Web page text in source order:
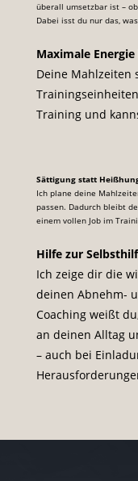
überall umsetzbar ist –
Dabei isst du nur das,
Maximale
Deine Mahlzeiten
Training und
Sättigung statt
Ich plane deine
passen. Dadurch bleibt
einem vollen Job im
Hilfe zur
Ich zeige dir die
deinen Abnehm-
Coaching weißt
an deinen Alltag
– auch bei